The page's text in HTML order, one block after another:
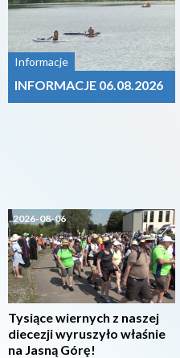
Informacje
INFORMACJE 06.08.2026
2026-08-06
Tysiące wiernych z naszej
diecezji wyruszyło właśnie
na Jasną Górę!